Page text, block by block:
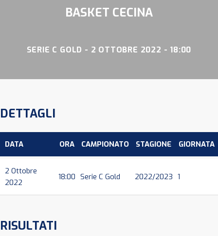
BASKET CECINA
SERIE C GOLD - 2 OTTOBRE 2022 - 18:00
DETTAGLI
DATA ORA CAMPIONATO STAGIONE GIORNATA
2 Ottobre
2022
18:00 Serie C Gold 2022/2023 1
RISULTATI